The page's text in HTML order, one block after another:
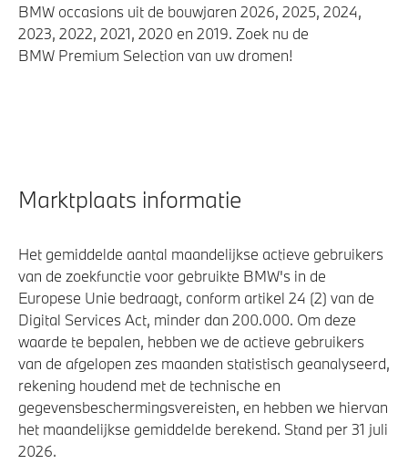
BMW occasions uit de bouwjaren 2026, 2025, 2024,
2023, 2022, 2021, 2020 en 2019. Zoek nu de
BMW Premium Selection van uw dromen!
Marktplaats informatie
Het gemiddelde aantal maandelijkse actieve gebruikers
van de zoekfunctie voor gebruikte BMW's in de
Europese Unie bedraagt, conform artikel 24 (2) van de
Digital Services Act, minder dan 200.000. Om deze
waarde te bepalen, hebben we de actieve gebruikers
van de afgelopen zes maanden statistisch geanalyseerd,
rekening houdend met de technische en
gegevensbeschermingsvereisten, en hebben we hiervan
het maandelijkse gemiddelde berekend. Stand per 31 juli
2026.